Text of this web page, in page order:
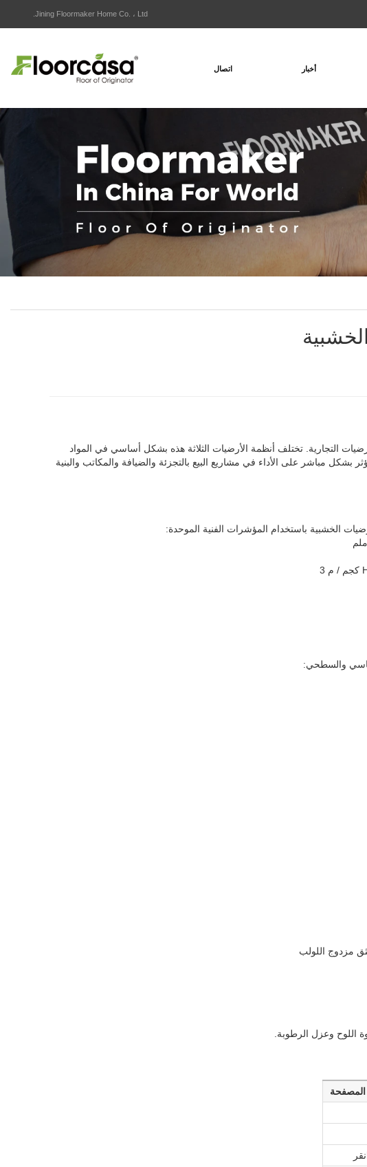
Jining Floormaker Home Co. ، Ltd.
أخبار اتصال
التجارية. تختلف أنظمة الأرضيات الثلاثة هذه بشكل أساسي في المواد
بشكل مباشر على الأداء في مشاريع البيع بالتجزئة والضيافة والمكاتب والبنية
المصفحة